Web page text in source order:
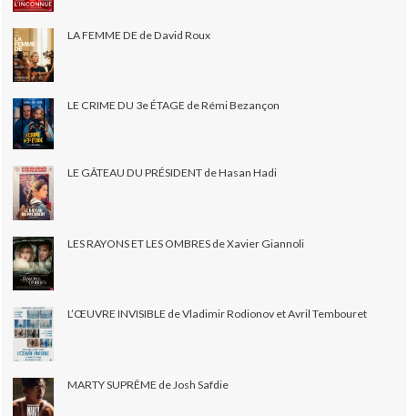
LA FEMME DE de David Roux
LE CRIME DU 3e ÉTAGE de Rémi Bezançon
LE GÂTEAU DU PRÉSIDENT de Hasan Hadi
LES RAYONS ET LES OMBRES de Xavier Giannoli
L’ŒUVRE INVISIBLE de Vladimir Rodionov et Avril Tembouret
MARTY SUPRÊME de Josh Safdie